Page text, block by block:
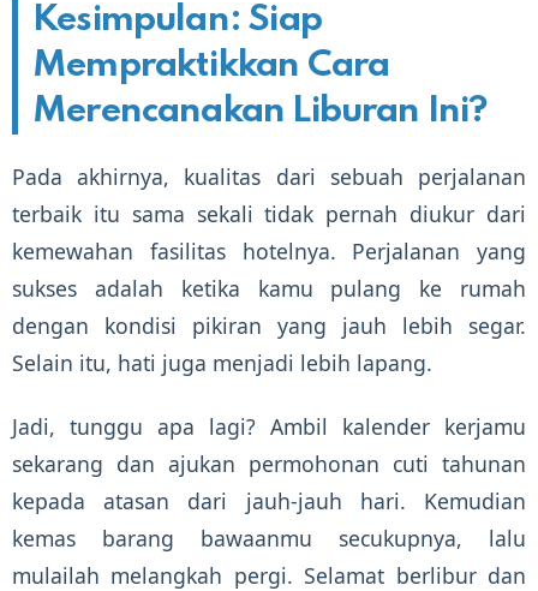
Kesimpulan: Siap
Mempraktikkan Cara
Merencanakan Liburan Ini?
Pada akhirnya, kualitas dari sebuah perjalanan
terbaik itu sama sekali tidak pernah diukur dari
kemewahan fasilitas hotelnya. Perjalanan yang
sukses adalah ketika kamu pulang ke rumah
dengan kondisi pikiran yang jauh lebih segar.
Selain itu, hati juga menjadi lebih lapang.
Jadi, tunggu apa lagi? Ambil kalender kerjamu
sekarang dan ajukan permohonan cuti tahunan
kepada atasan dari jauh-jauh hari. Kemudian
kemas barang bawaanmu secukupnya, lalu
mulailah melangkah pergi. Selamat berlibur dan